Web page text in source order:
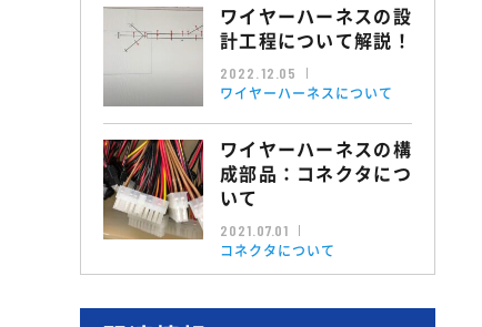
ワイヤーハーネスの設
計工程について解説！
2022.12.05
ワイヤーハーネスについて
ワイヤーハーネスの構
成部品：コネクタにつ
いて
2021.07.01
コネクタについて